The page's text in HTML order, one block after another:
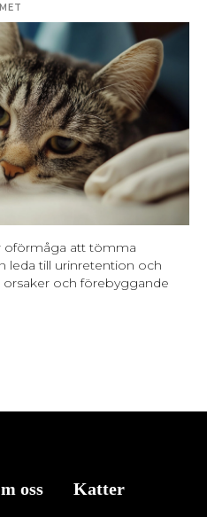
oförmåga att tömma
leda till urinretention och
och förebyggande
oss
Katter